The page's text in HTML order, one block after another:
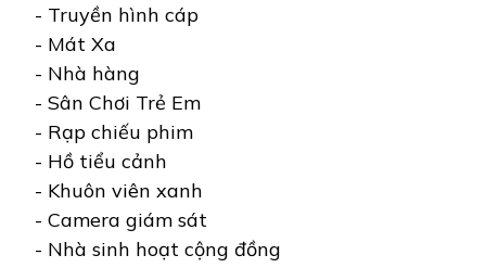
- Truyền hình cáp
- Mát Xa
- Nhà hàng
- Sân Chơi Trẻ Em
- Rạp chiếu phim
- Hồ tiểu cảnh
- Khuôn viên xanh
- Camera giám sát
- Nhà sinh hoạt cộng đồng